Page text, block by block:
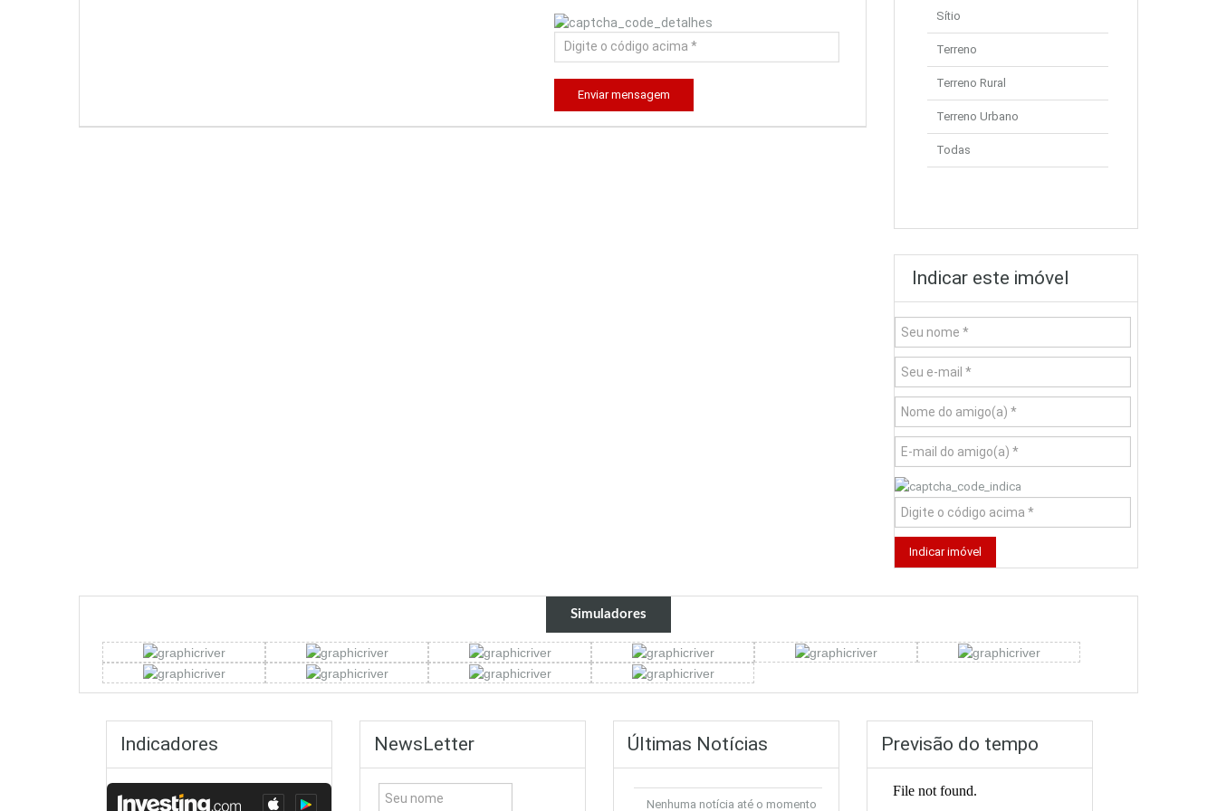
Enviar mensagem
Sítio
Terreno
Terreno Rural
Terreno Urbano
Todas
Indicar este imóvel
Simuladores
Indicadores NewsLetter Últimas Notícias
Nenhuma notícia até o momento
Previsão do tempo